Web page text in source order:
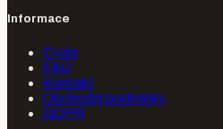
Informace
O nás
FAQ
Kontakt
Obchodní podmínky
GDPR